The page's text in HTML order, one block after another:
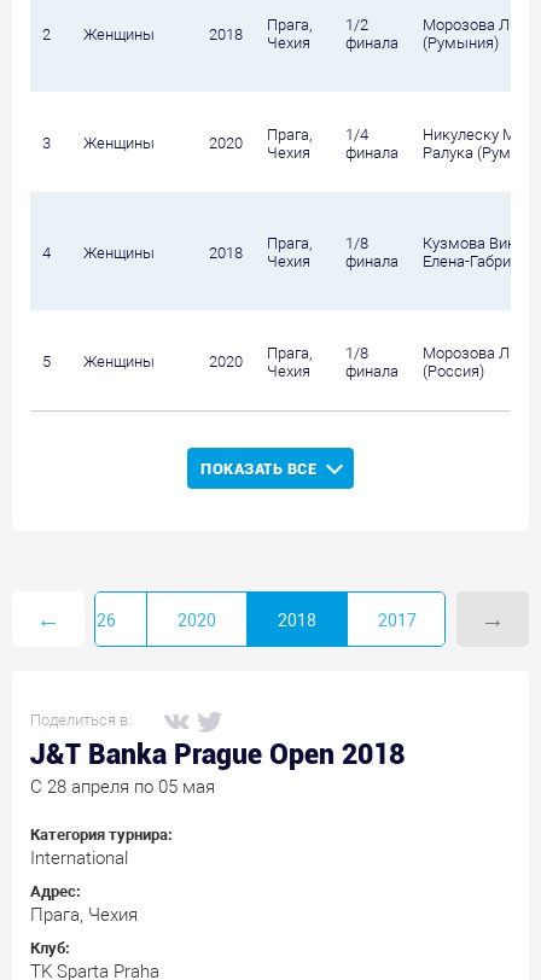
2 Женщины 2018
Прага,
Чехия
1/2
финала
Морозова
(Румыния)
3 Женщины 2020
Прага,
Чехия
1/4
финала
Никулеску
Ралука
4 Женщины 2018
Прага,
Чехия
1/8
финала
Кузмова
Елена-
5 Женщины 2020
Прага,
Чехия
1/8
финала
Морозова
(Россия)
ПОКАЗАТЬ ВСЕ
← 2026 2020 2018 2017 →
Поделиться в:
J&T Banka Prague Open 2018
C 28 апреля по 05 мая
Категория турнира:
International
Адрес:
Прага, Чехия
Клуб:
TK Sparta Praha